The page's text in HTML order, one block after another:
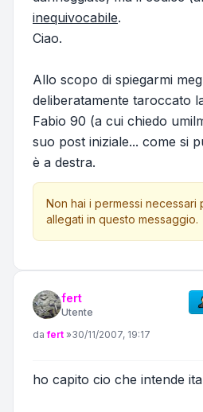
inequivocabile.
Ciao.
Allo scopo di spiegarmi
deliberatamente taroccato
Fabio 90 (a cui chiedo
suo post iniziale... come si
è a destra.
Non hai i permessi
allegati in questo messaggio.
fert
Utente
Messaggio
dafert »30/11/2007, 19:17
ho capito cio che intende